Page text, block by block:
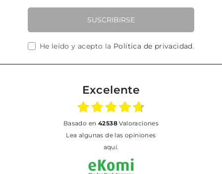
SUSCRIBIRSE
He leído y acepto la Política de privacidad.
Excelente
basado en 42538Valoraciones
Lea algunas de las opiniones
aquí.